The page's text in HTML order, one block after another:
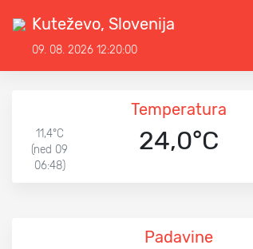
Kuteževo, Slovenija
09. 08. 2026 12:20:00
Temperatura
11,4°C
(ned 09
06:48)
24,0°C
Padavine